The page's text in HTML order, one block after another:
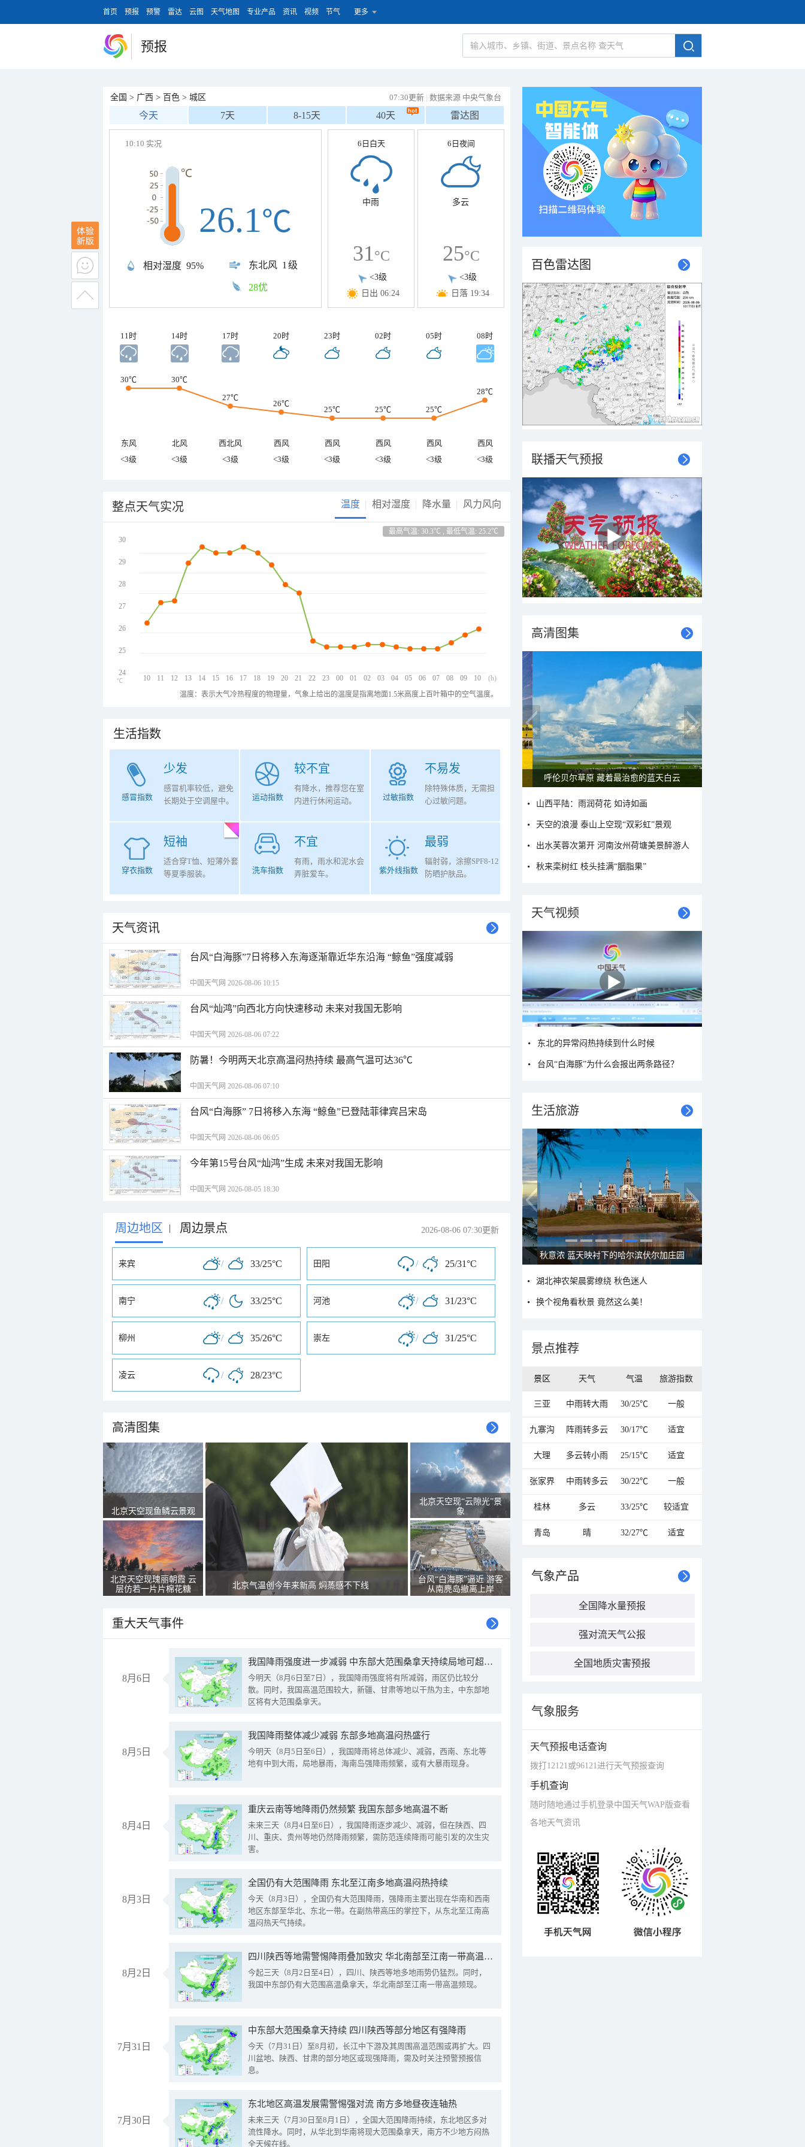
首页 预报 预警 雷达 云图 天气地图 专业产品 资讯 视频 节气 更多
预报
全国 > 广西 > 百色 > 城区 07:30更新 | 数据来源 中央气象台
今天 7天 8-15天 40天 雷达图
10:10 实况
相对湿度 95% 东北风 1级
26.1℃
28优
6日白天
中雨
31°C
<3级
日出 06:24
6日夜间
多云
25°C
<3级
日落 19:34
11时 14时 17时 20时 23时 02时 05时 08时
30℃
30℃
27℃
26℃
25℃ 25℃ 25℃
28℃
东风 北风 西北风 西风 西风 西风 西风
西风
<3级
<3级 <3级 <3级 <3级 <3级 <3级 <3级
整点天气实况 温度 相对湿度 降水量 风力风向
最高气温: 30.3℃ , 最低气温: 25.2℃
10 11 12 13 14 15 16 17 18 19 20 21 22 23 00 01 02 03 04 05 06 07 08 09 10
30
29
28
27
26
25
24
(h)
℃
温度：表示大气冷热程度的物理量，气象上给出的温度是指离地面1.5米高度上百叶箱中的空气温度。
生活指数
少发
感冒指数
感冒机率较低，避免
长期处于空调屋中。
较不宜
运动指数
有降水，推荐您在室
内进行休闲运动。
不易发
过敏指数
除特殊体质，无需担
心过敏问题。
短袖
穿衣指数
适合穿T恤、短薄外套
等夏季服装。
不宜
洗车指数
有雨，雨水和泥水会
弄脏爱车。
最弱
紫外线指数
辐射弱，涂擦SPF8-12
防晒护肤品。
天气资讯
台风“白海豚”7日将移入东海逐渐靠近华东沿海 “鲸鱼”强度减弱
中国天气网 2026-08-06 10:15
台风“灿鸿”向西北方向快速移动 未来对我国无影响
中国天气网 2026-08-06 07:22
防暑！今明两天北京高温闷热持续 最高气温可达36℃
中国天气网 2026-08-06 07:10
台风“白海豚” 7日将移入东海 “鲸鱼”已登陆菲律宾吕宋岛
中国天气网 2026-08-06 06:05
今年第15号台风“灿鸿”生成 未来对我国无影响
中国天气网 2026-08-05 18:30
周边地区 | 周边景点 2026-08-06 07:30更新
来宾 / 33/25°C 田阳 / 25/31°C
南宁 / 33/25°C 河池 / 31/23°C
柳州 / 35/26°C 崇左 / 31/25°C
凌云 / 28/23°C
高清图集
北京天空现鱼鳞云景观
北京天空现瑰丽朝霞 云
层仿若一片片棉花糖
北京气温创今年来新高 焖蒸感不下线
北京天空现“云隙光”景
象
台风“白海豚”逼近 游客
从南麂岛撤离上岸
重大天气事件
8月6日
我国降雨强度进一步减弱 中东部大范围桑拿天持续局地可超38℃
今明天（8月6日至7日），我国降雨强度将有所减弱，雨区仍比较分
散。同时，我国高温范围较大，新疆、甘肃等地以干热为主，中东部地
区将有大范围桑拿天。
8月5日
我国降雨整体减少减弱 东部多地高温闷热盛行
今明天（8月5日至6日），我国降雨将总体减少、减弱，西南、东北等
地有中到大雨，局地暴雨，海南岛强降雨频繁，或有大暴雨现身。
8月4日
重庆云南等地降雨仍然频繁 我国东部多地高温不断
未来三天（8月4日至6日），我国降雨逐步减少、减弱，但在陕西、四
川、重庆、贵州等地仍然降雨频繁，需防范连续降雨可能引发的次生灾
害。
8月3日
全国仍有大范围降雨 东北至江南多地高温闷热持续
今天（8月3日），全国仍有大范围降雨，强降雨主要出现在华南和西南
地区东部至华北、东北一带。在副热带高压的掌控下，从东北至江南高
温闷热天气持续。
8月2日
四川陕西等地需警惕降雨叠加致灾 华北南部至江南一带高温频现
今起三天（8月2日至4日），四川、陕西等地多地雨势仍猛烈。同时，
我国中东部仍有大范围高温桑拿天，华北南部至江南一带高温频现。
7月31日
中东部大范围桑拿天持续 四川陕西等部分地区有强降雨
今天（7月31日）至8月初，长江中下游及其周围高温范围或再扩大。四
川盆地、陕西、甘肃的部分地区或现强降雨，需及时关注预警预报信
息。
7月30日
东北地区高温发展需警惕强对流 南方多地昼夜连轴热
未来三天（7月30日至8月1日），全国大范围降雨持续，东北地区多对
流性降水。同时，从华北到华南将现大范围桑拿天，南方不少地方闷热
全天候在线。
百色雷达图
联播天气预报
高清图集
呼伦贝尔草原 藏着最治愈的蓝天白云
山西平陆：雨润荷花 如诗如画
天空的浪漫 泰山上空现“双彩虹”景观
出水芙蓉次第开 河南汝州荷塘美景醉游人
秋来栾树红 枝头挂满“胭脂果”
天气视频
东北的异常闷热持续到什么时候
台风“白海豚”为什么会报出两条路径？
生活旅游
秋意浓 蓝天映衬下的哈尔滨伏尔加庄园
湖北神农架晨雾缭绕 秋色迷人
换个视角看秋景 竟然这么美！
景点推荐
景区 天气 气温 旅游指数
三亚 中雨转大雨 30/25℃ 一般
九寨沟 阵雨转多云 30/17℃ 适宜
大理 多云转小雨 25/15℃ 适宜
张家界 中雨转多云 30/22℃ 一般
桂林 多云 33/25℃ 较适宜
青岛 晴 32/27℃ 适宜
气象产品
全国降水量预报
强对流天气公报
全国地质灾害预报
气象服务
天气预报电话查询
拨打12121或96121进行天气预报查询
手机查询
随时随地通过手机登录中国天气WAP版查看
各地天气资讯